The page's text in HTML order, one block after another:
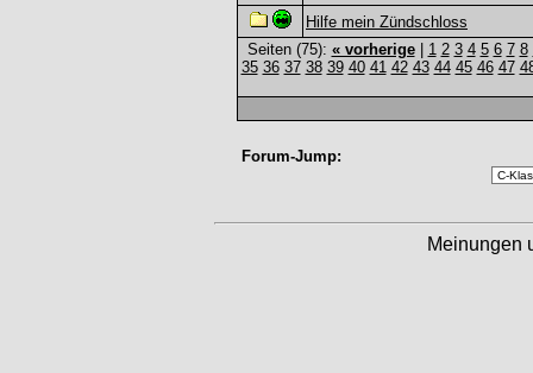
Hilfe mein Zündschloss
Seiten (75): « vorherige 1 2 3 4 5 6 7 8
35 36 37 38 39 40 41 42 43 44 45 46 47
Forum-Jump:
Meinungen